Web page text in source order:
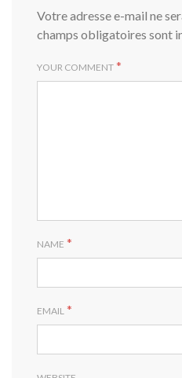
Votre adresse e-mail ne
champs obligatoires sont
YOUR COMMENT *
NAME *
EMAIL *